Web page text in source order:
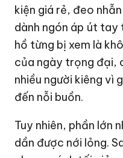
kiện giá rẻ, đeo
dành ngón áp út tay
hồ từng bị xem là
của ngày trọng đại,
nhiều người kiêng vì
đến nỗi buồn.
Tuy nhiên, phần lớn
dần được nới lỏng.